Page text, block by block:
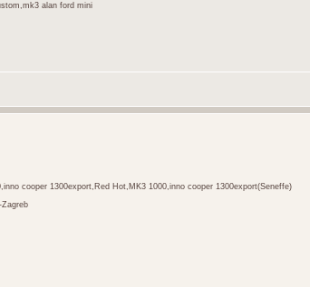
alan ford mini
cooper 1300export,Red Hot,MK3 1000,inno cooper 1300export(Seneffe)